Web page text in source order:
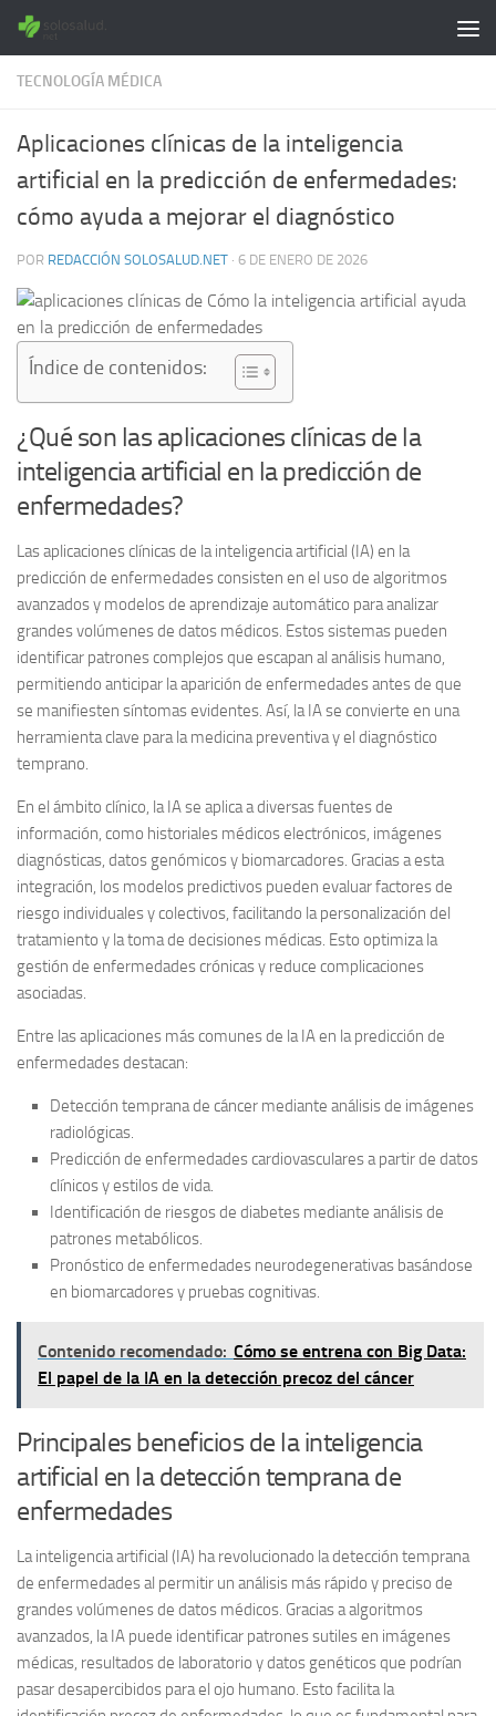
Saltar al contenido
TECNOLOGÍA MÉDICA
Aplicaciones clínicas de la inteligencia
artificial en la predicción de enfermedades:
cómo ayuda a mejorar el diagnóstico
POR REDACCIÓN SOLOSALUD.NET · 6 DE ENERO DE 2026
Índice de contenidos:
¿Qué son las aplicaciones clínicas de la
inteligencia artificial en la predicción de
enfermedades?
Las aplicaciones clínicas de la inteligencia artificial (IA) en la
predicción de enfermedades consisten en el uso de algoritmos
avanzados y modelos de aprendizaje automático para analizar
grandes volúmenes de datos médicos. Estos sistemas pueden
identificar patrones complejos que escapan al análisis humano,
permitiendo anticipar la aparición de enfermedades antes de que
se manifiesten síntomas evidentes. Así, la IA se convierte en una
herramienta clave para la medicina preventiva y el diagnóstico
temprano.
En el ámbito clínico, la IA se aplica a diversas fuentes de
información, como historiales médicos electrónicos, imágenes
diagnósticas, datos genómicos y biomarcadores. Gracias a esta
integración, los modelos predictivos pueden evaluar factores de
riesgo individuales y colectivos, facilitando la personalización del
tratamiento y la toma de decisiones médicas. Esto optimiza la
gestión de enfermedades crónicas y reduce complicaciones
asociadas.
Entre las aplicaciones más comunes de la IA en la predicción de
enfermedades destacan:
Detección temprana de cáncer mediante análisis de imágenes
radiológicas.
Predicción de enfermedades cardiovasculares a partir de datos
clínicos y estilos de vida.
Identificación de riesgos de diabetes mediante análisis de
patrones metabólicos.
Pronóstico de enfermedades neurodegenerativas basándose
en biomarcadores y pruebas cognitivas.
Contenido recomendado: Cómo se entrena con Big Data:
El papel de la IA en la detección precoz del cáncer
Principales beneficios de la inteligencia
artificial en la detección temprana de
enfermedades
La inteligencia artificial (IA) ha revolucionado la detección temprana
de enfermedades al permitir un análisis más rápido y preciso de
grandes volúmenes de datos médicos. Gracias a algoritmos
avanzados, la IA puede identificar patrones sutiles en imágenes
médicas, resultados de laboratorio y datos genéticos que podrían
pasar desapercibidos para el ojo humano. Esto facilita la